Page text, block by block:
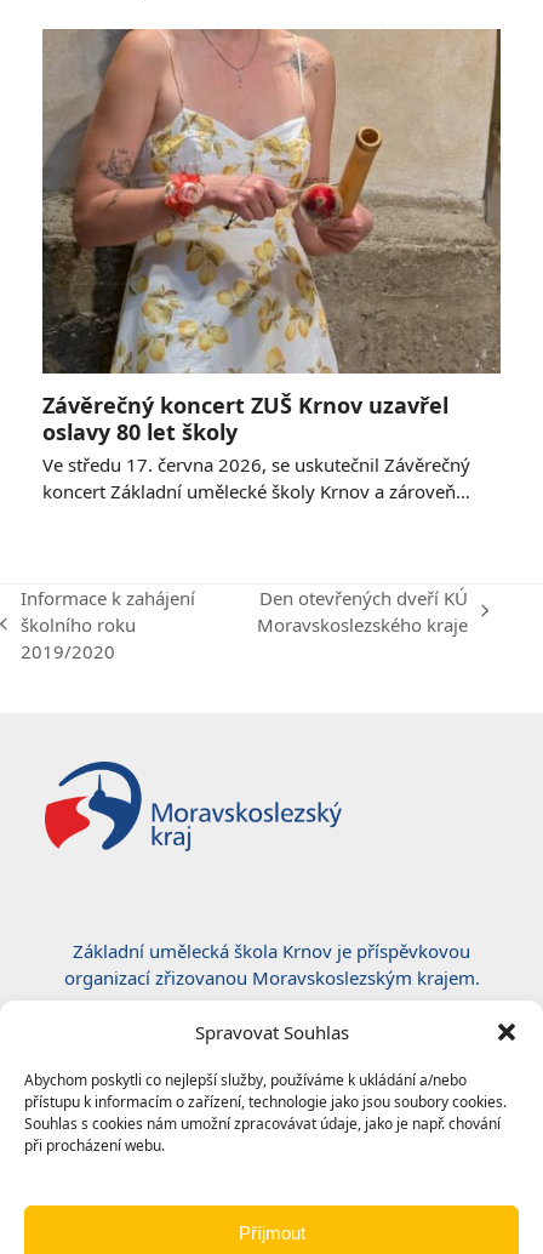
Spravovat Souhlas
Abychom poskytli co nejlepší služby, používáme k ukládání a/nebo
přístupu k informacím o zařízení, technologie jako jsou soubory cookies.
Souhlas s cookies nám umožní zpracovávat údaje, jako je např. chování
při procházení webu.
Příjmout
Závěrečný koncert ZUŠ Krnov uzavřel
oslavy 80 let školy
Ve středu 17. června 2026, se uskutečnil Závěrečný
koncert Základní umělecké školy Krnov a zároveň…
previous
post:
Informace k zahájení
školního roku
2019/2020
next
Den otevřených dveří KÚ
Moravskoslezského kraje
Základní umělecká škola Krnov je příspěvkovou
organizací zřizovanou Moravskoslezským krajem.
Certifikace ČSN EN ISO 50001:2019